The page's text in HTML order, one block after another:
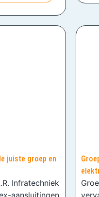
juiste groep en
Infratechniek